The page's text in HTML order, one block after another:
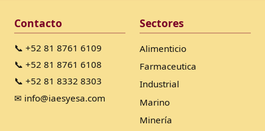
Contacto
📞 +52 81 8761 6109
📞 +52 81 8761 6108
📞 +52 81 8332 8303
✉ info@iaesyesa.com
Sectores
Alimenticio
Farmaceutica
Industrial
Marino
Minería